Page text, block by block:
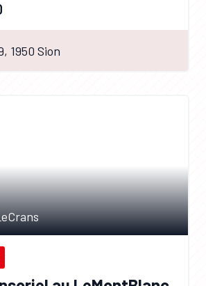
1950 Sion